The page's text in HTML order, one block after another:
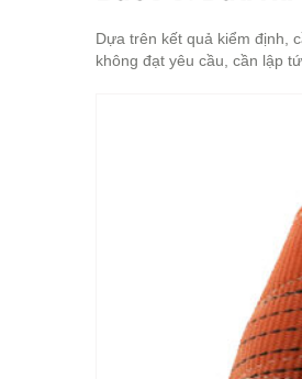
Dựa trên kết quả kiểm định,
không đạt yêu cầu, cần lập